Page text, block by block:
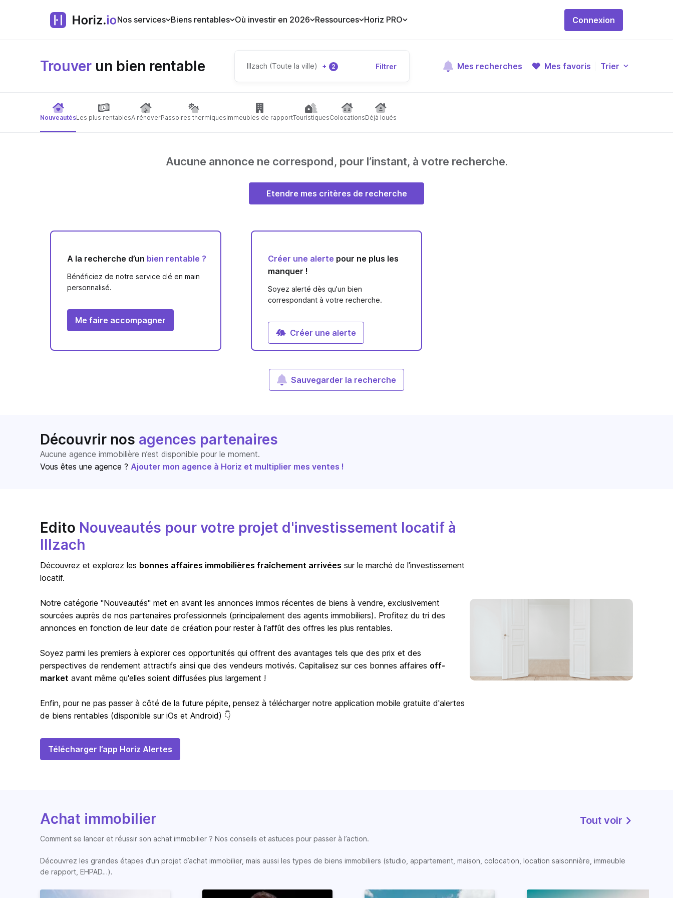
Nos services Biens rentables Où investir en 2026 Ressources Horiz PRO Connexion
Trouver un bien rentable Illzach (Toute la ville) + 2 Filtrer Mes recherches Mes favoris Trier
NouveautésLes plus rentablesA rénoverPassoires thermiquesImmeubles de rapportTouristiquesColocationsDéjà loués
Aucune annonce ne correspond, pour l’instant, à votre recherche.
Etendre mes critères de recherche
A la recherche d’un bien rentable ?
Bénéficiez de notre service clé en main
personnalisé.
Me faire accompagner
Créer une alerte pour ne plus les
manquer !
Soyez alerté dès qu'un bien
correspondant à votre recherche.
Créer une alerte
Sauvegarder la recherche
Découvrir nos agences partenaires
Aucune agence immobilière n’est disponible pour le moment.
Vous êtes une agence ? Ajouter mon agence à Horiz et multiplier mes ventes !
Edito Nouveautés pour votre projet d'investissement locatif à
Illzach
Découvrez et explorez les bonnes affaires immobilières fraîchement arrivées sur le marché de l'investissement
locatif.
Notre catégorie "Nouveautés" met en avant les annonces immos récentes de biens à vendre, exclusivement
sourcées auprès de nos partenaires professionnels (principalement des agents immobiliers). Profitez du tri des
annonces en fonction de leur date de création pour rester à l'affût des offres les plus rentables.
Soyez parmi les premiers à explorer ces opportunités qui offrent des avantages tels que des prix et des
perspectives de rendement attractifs ainsi que des vendeurs motivés. Capitalisez sur ces bonnes affaires off-
market avant même qu'elles soient diffusées plus largement !
Enfin, pour ne pas passer à côté de la future pépite, pensez à télécharger notre application mobile gratuite d'alertes
de biens rentables (disponible sur iOs et Android) 👇
Télécharger l’app Horiz Alertes
Achat immobilier Tout voir
Comment se lancer et réussir son achat immobilier ? Nos conseils et astuces pour passer à l’action.
Découvrez les grandes étapes d’un projet d’achat immobilier, mais aussi les types de biens immobiliers (studio, appartement, maison, colocation, location saisonnière, immeuble
de rapport, EHPAD…).